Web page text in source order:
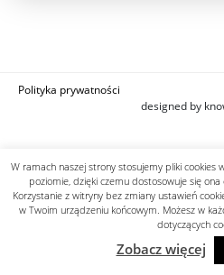
Polityka prywatności
designed by
W ramach naszej strony stosujemy pliki cookies
poziomie, dzięki czemu dostosowuje się
Korzystanie z witryny bez zmiany ustawień
w Twoim urządzeniu końcowym. Możesz w
dotyczących
Zobacz więcej